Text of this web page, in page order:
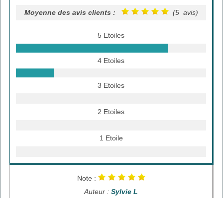
Moyenne des avis clients : (5 avis)
5 Etoiles
4 Etoiles
3 Etoiles
2 Etoiles
1 Etoile
Note :
Auteur : Sylvie L